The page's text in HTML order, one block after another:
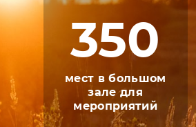
отдых, чтобы у них тоже
игровыми модулями,
мероприятия, чтобы
и детям много новых
350
мест в большом
зале для
мероприятий